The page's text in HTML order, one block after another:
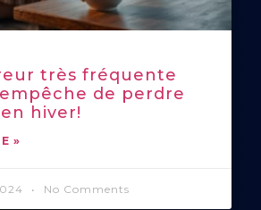
très fréquente
de perdre
hiver!
»
No Comments